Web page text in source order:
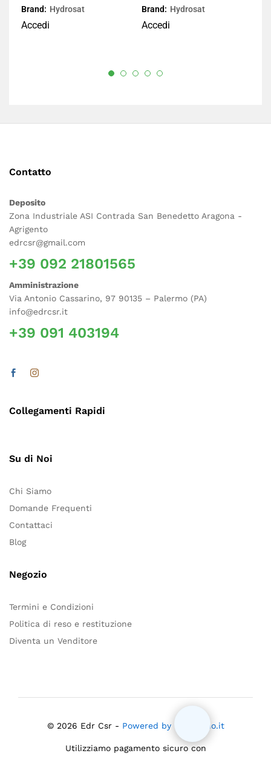
Brand: Hydrosat
Accedi
Brand: Hydrosat
Accedi
Contatto
Deposito
Zona Industriale ASI Contrada San Benedetto Aragona -
Agrigento
edrcsr@gmail.com
+39 092 21801565
Amministrazione
Via Antonio Cassarino, 97 90135 – Palermo (PA)
info@edrcsr.it
+39 091 403194
Collegamenti Rapidi
Su di Noi
Chi Siamo
Domande Frequenti
Contattaci
Blog
Negozio
Termini e Condizioni
Politica di reso e restituzione
Diventa un Venditore
© 2026 Edr Csr - Powered by Mloiacono.it
Utilizziamo pagamento sicuro con